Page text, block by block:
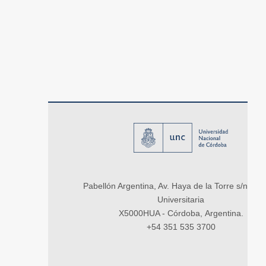
Pabellón Argentina, Av. Haya de la Torre s/n,
Universitaria
X5000HUA - Córdoba, Argentina.
+54 351 535 3700